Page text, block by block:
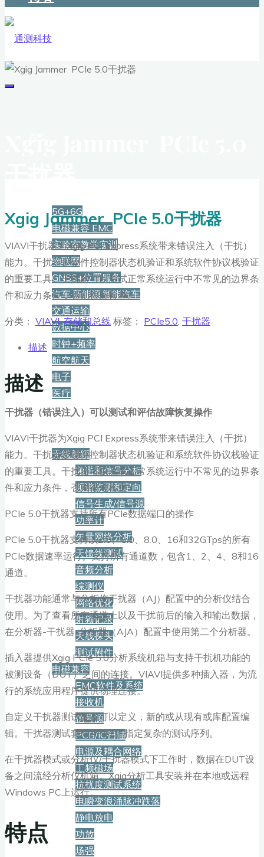
5G+6G
电磁兼容 EMC
实验室教学实训
物联网
GNSS+位置服务
汽车·新能源·智能汽车
交通运输
数据中心
时钟+频率
航空航天
电子
医疗
无线射频
频谱和信号分析
频谱监测和定向
信号生成/信号源
功率计
矢量网络分析
天馈线测试
音频分析
综测仪
网络优化
射频记录
天线探头
测试附件
电磁兼容
EMC软件及系统
接收机
信号源
PCB/IC扫描
电源及耦合网络
工频磁场
抗扰度测试系统
电瞬变浪涌脉冲跌落
静电放电
功放
场强
Xgig Jammer PCIe 5.0干扰器
VIAVI干扰器为Xgig PCI Express系统带来错误注入（干扰）
能力。干扰器是硬件控制器状态机验证和系统软件协议栈验证
的重要工具。干扰器可以测试正常系统运行中不常见的边界条
件和应力条件，否则很难检查。
分类： VIAVI,存储和总线 标签： PCIe5.0 干扰器
描述
描述
干扰器（错误注入）可以测试和评估故障恢复操作
VIAVI干扰器为Xgig PCI Express系统带来错误注入（干扰）
能力。干扰器是硬件控制器状态机验证和系统软件协议栈验证
的重要工具。干扰器可以测试正常系统运行中不常见的边界条
件和应力条件，否则很难检查。
PCIe 5.0干扰器支持所有PCIe数据端口的操作
PCIe 5.0干扰器支持以2.5、5.0、8.0、16和32GTps的所有
PCIe数据速率运行。支持所有通道数，包含1、2、4、8和16
通道。
干扰器功能通常与分析仪干扰器（AJ）配置中的分析仪结合
使用。为了查看所有通道上以及干扰前后的输入和输出数据，
在分析器-干扰器-分析器（AJA）配置中使用第二个分析器。
插入器提供Xgig PCIe 5.0分析系统机箱与支持干扰机功能的
被测设备（DUT）之间的连接。VIAVI提供多种插入器，为流
行的系统应用程序提供物理连接。
自定义干扰器测试配置可以定义，新的或从现有或库配置编
辑。干扰器测试套件API允许指定复杂的测试序列。
在干扰器模式或分析仪/干扰器模式下工作时，数据在DUT设
备之间流经分析仪机箱。Xgig分析工具安装并在本地或远程
Windows PC上运行。
特点